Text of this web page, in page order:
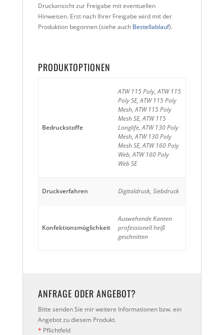
Druckansicht zur Freigabe mit eventuellen
Hinweisen. Erst nach Ihrer Freigabe wird mit der
Produktion begonnen (siehe auch Bestellablauf).
PRODUKTOPTIONEN
Bedruckstoffe
ATW 115 Poly, ATW 115
Poly SE, ATW 115 Poly
Mesh, ATW 115 Poly
Mesh SE, ATW 115
Longlife, ATW 130 Poly
Mesh, ATW 130 Poly
Mesh SE, ATW 160 Poly
Web, ATW 160 Poly
Web SE
Druckverfahren Digitaldruck, Siebdruck
Konfektionsmöglichkeit
Auswehende Kanten
professionell heiß
geschnitten
ANFRAGE ODER ANGEBOT?
Bitte senden Sie mir weitere Informationen bzw. ein
Angebot zu diesem Produkt.
* Pflichtfeld